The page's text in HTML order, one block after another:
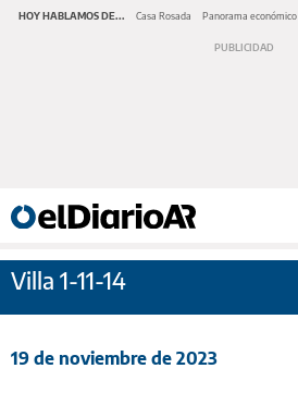
HOY HABLAMOS DE... Casa Rosada Panorama económico
Villa 1-11-14
19 de noviembre de 2023